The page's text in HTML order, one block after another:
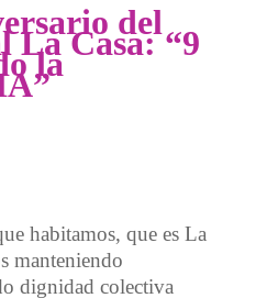
del
La Casa: “9
la
habitamos, que es La
manteniendo
dignidad colectiva